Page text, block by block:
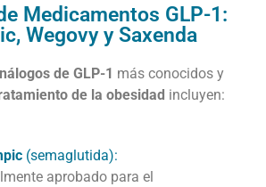
Medicamentos GLP-1:
Wegovy y Saxenda
de GLP-1 más conocidos y
de la obesidad incluyen:
(semaglutida):
aprobado para el